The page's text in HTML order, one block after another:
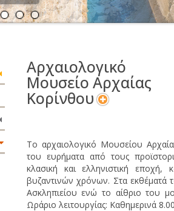
Αρχαιολογικό
Μουσείο Αρχαίας
Κορίνθου
Το αρχαιολογικό Μουσείου
του ευρήματα από τους
κλασική και ελληνιστική
βυζαντινών χρόνων. Στα εκθέματά
Ασκληπιείου ενώ το αίθριο του
Ωράριο λειτουργίας: Καθημερινά